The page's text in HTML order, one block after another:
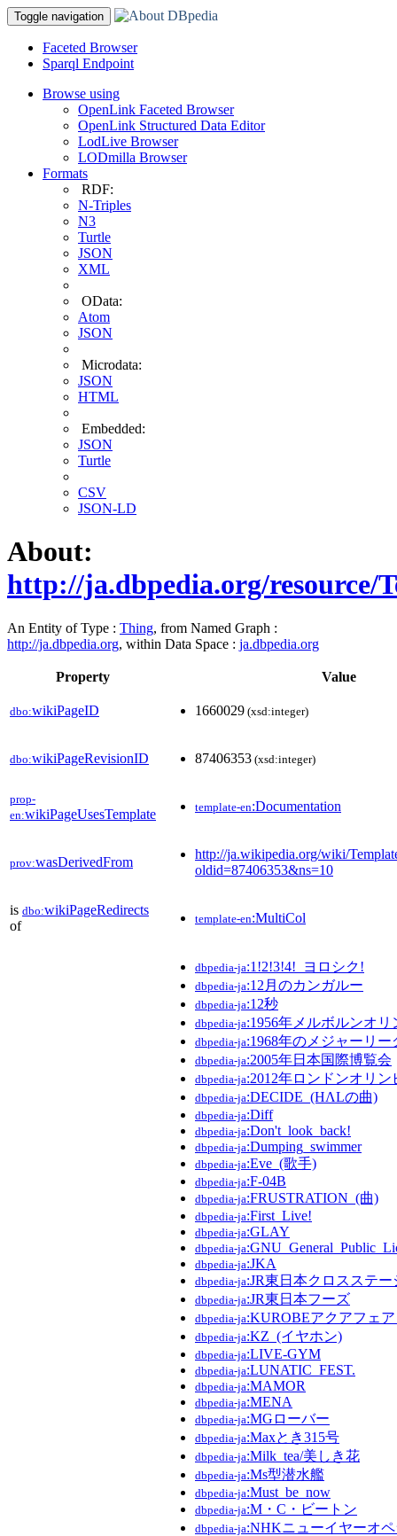
Toggle navigation
Faceted Browser
Sparql Endpoint
Browse using
OpenLink Faceted Browser
OpenLink Structured Data Editor
LodLive Browser
LODmilla Browser
Formats
RDF:
N-Triples
N3
Turtle
JSON
XML
OData:
Atom
JSON
Microdata:
JSON
HTML
Embedded:
JSON
Turtle
CSV
JSON-LD
About:
http://ja.dbpedia.org/resource/
An Entity of Type : Thing, from Named Graph :
http://ja.dbpedia.org, within Data Space : ja.dbpedia.org
Property Value
dbo:wikiPageID 1660029 (xsd:integer)
dbo:wikiPageRevisionID 87406353 (xsd:integer)
prop-
en:wikiPageUsesTemplate template-en:Documentation
prov:wasDerivedFrom
http://ja.wikipedia.org/wiki/
oldid=87406353&ns=10
is dbo:wikiPageRedirects
of
template-en:MultiCol
dbpedia-ja:1!2!3!4!_ヨロシク!
dbpedia-ja:12月のカンガルー
dbpedia-ja:12秒
dbpedia-ja:1956年メルボルンオリ
dbpedia-ja:1968年のメジャーリ
dbpedia-ja:2005年日本国際博覧会
dbpedia-ja:2012年ロンドンオリン
dbpedia-ja:DECIDE_(HΛLの曲)
dbpedia-ja:Diff
dbpedia-ja:Don't_look_back!
dbpedia-ja:Dumping_swimmer
dbpedia-ja:Eve_(歌手)
dbpedia-ja:F-04B
dbpedia-ja:FRUSTRATION_(曲)
dbpedia-ja:First_Live!
dbpedia-ja:GLAY
dbpedia-ja
dbpedia-ja:JKA
dbpedia-ja:JR東日本クロスステー
dbpedia-ja:JR東日本フーズ
dbpedia-ja:KUROBEアクアフェ
dbpedia-ja:KZ_(イヤホン)
dbpedia-ja:LIVE-GYM
dbpedia-ja:LUNATIC_FEST.
dbpedia-ja:MAMOR
dbpedia-ja:MENA
dbpedia-ja:MGローバー
dbpedia-ja:Maxとき315号
dbpedia-ja:Milk_tea/美しき花
dbpedia-ja:Ms型潜水艦
dbpedia-ja:Must_be_now
dbpedia-ja:M・C・ビートン
dbpedia-ja:NHKニューイヤーオ